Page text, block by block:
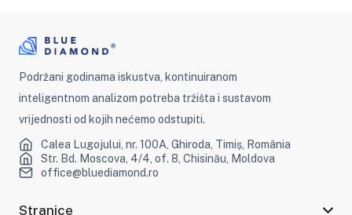
Podržani godinama iskustva, kontinuiranom
inteligentnom analizom potreba tržišta i sustavom
vrijednosti od kojih nećemo odstupiti.
Calea Lugojului, nr. 100A, Ghiroda, Timiș, România
Str. Bd. Moscova, 4/4, of. 8, Chisinău, Moldova
office@bluediamond.ro
Stranice